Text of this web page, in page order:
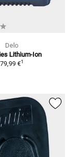
Delo
Lithium-Ion
79,99 €1